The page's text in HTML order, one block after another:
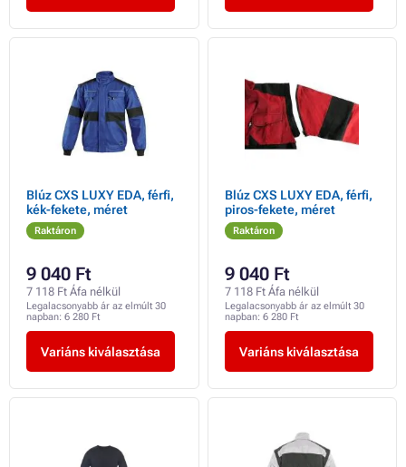
Blúz CXS LUXY EDA, férfi,
kék-fekete, méret
Raktáron
9 040 Ft
7 118 Ft Áfa nélkül
Legalacsonyabb ár az elmúlt 30
napban: 6 280 Ft
Variáns kiválasztása
Blúz CXS LUXY EDA, férfi,
piros-fekete, méret
Raktáron
9 040 Ft
7 118 Ft Áfa nélkül
Legalacsonyabb ár az elmúlt 30
napban: 6 280 Ft
Variáns kiválasztása